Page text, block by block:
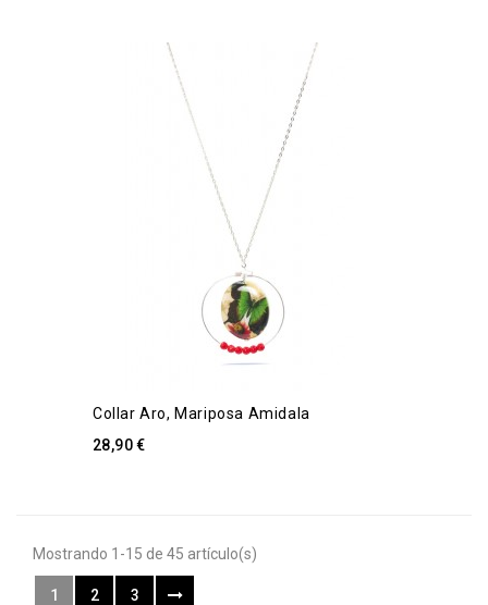
Collar Aro, Mariposa Amidala
28,90 €
Mostrando 1-15 de 45 artículo(s)
1 2 3